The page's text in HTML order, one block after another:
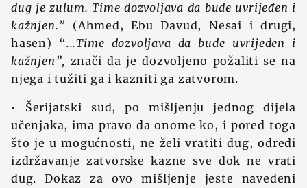
dug je zulum. Time dozvoljava da bude uvrijeđen i
kažnjen.” (Ahmed, Ebu Davud, Nesai i drugi,
hasen) “...Time dozvoljava da bude uvrijeđen i
kažnjen”, znači da je dozvoljeno požaliti se na
njega i tužiti ga i kazniti ga zatvorom.
• Šerijatski sud, po mišljenju jednog dijela
učenjaka, ima pravo da onome ko, i pored toga
što je u mogućnosti, ne želi vratiti dug, odredi
izdržavanje zatvorske kazne sve dok ne vrati
dug. Dokaz za ovo mišljenje jeste navedeni